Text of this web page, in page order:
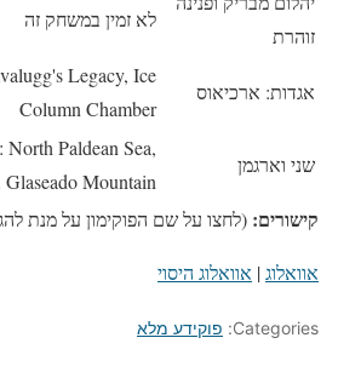
זוהרת
לא זמין במשחק זה
אגדות: ארכיאוס
Legacy, Ice
Column Chamber
שני וארגמן
Paldean Sea,
Glaseado Mountain
קישורים: (לחצו על שם הפוקימון על מנת
אוואלוג| אוואלוג היסוי
Categories: פוקידע מלא